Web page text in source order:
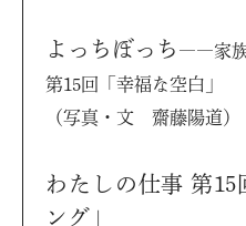
よっちぼっち ――家族
第15回「幸福な空白」
（写真・文 齋藤陽道）
わたしの仕事 第
ング」